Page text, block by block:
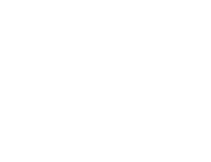
Archivio